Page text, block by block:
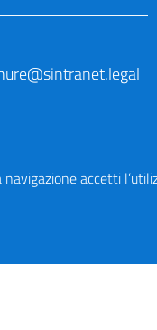
accetti